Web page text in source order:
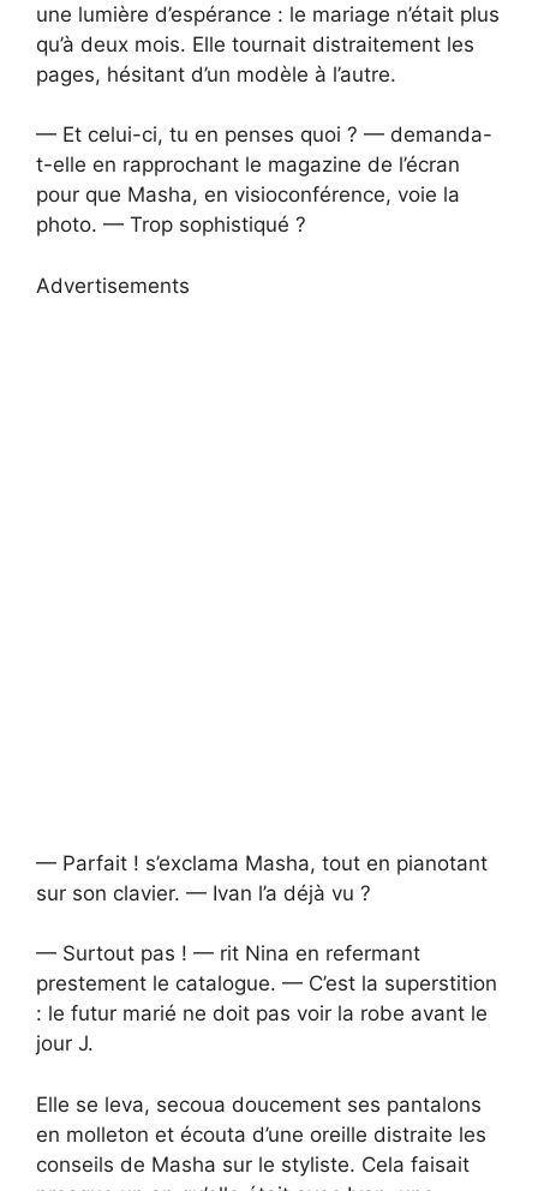
une lumière d’espérance : le mariage n’était plus
qu’à deux mois. Elle tournait distraitement les
pages, hésitant d’un modèle à l’autre.
— Et celui-ci, tu en penses quoi ? — demanda-
t-elle en rapprochant le magazine de l’écran
pour que Masha, en visioconférence, voie la
photo. — Trop sophistiqué ?
Advertisements
— Parfait ! s’exclama Masha, tout en pianotant
sur son clavier. — Ivan l’a déjà vu ?
— Surtout pas ! — rit Nina en refermant
prestement le catalogue. — C’est la superstition
: le futur marié ne doit pas voir la robe avant le
jour J.
Elle se leva, secoua doucement ses pantalons
en molleton et écouta d’une oreille distraite les
conseils de Masha sur le styliste. Cela faisait